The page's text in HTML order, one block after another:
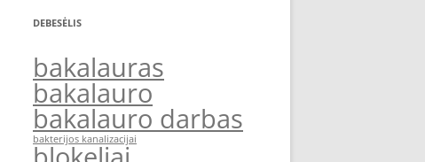
DEBESĖLIS
bakalauras
bakalauro
bakalauro darbas
bakterijos kanalizacijai